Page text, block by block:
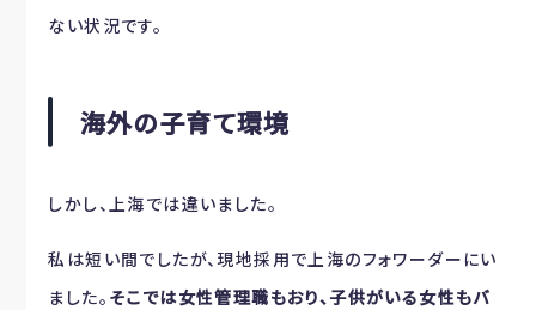
ない状況です。
海外の子育て環境
しかし、上海では違いました。
私は短い間でしたが、現地採用で上海のフォワーダーにい
ました。 そこでは女性管理職もおり、子供がいる女性もバ